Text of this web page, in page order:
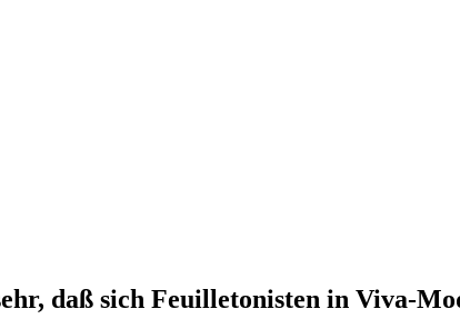
daß sich Feuilletonisten in Viva-